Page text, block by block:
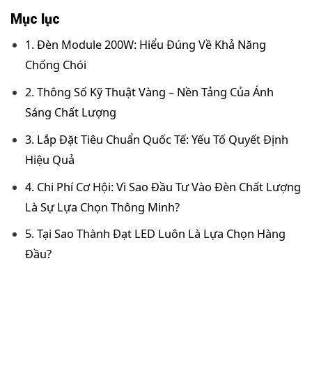
Mục lục
1. Đèn Module 200W: Hiểu Đúng Về Khả Năng
Chống Chói
2. Thông Số Kỹ Thuật Vàng – Nền Tảng Của Ánh
Sáng Chất Lượng
3. Lắp Đặt Tiêu Chuẩn Quốc Tế: Yếu Tố Quyết Định
Hiệu Quả
4. Chi Phí Cơ Hội: Vì Sao Đầu Tư Vào Đèn Chất Lượng
Là Sự Lựa Chọn Thông Minh?
5. Tại Sao Thành Đạt LED Luôn Là Lựa Chọn Hàng
Đầu?